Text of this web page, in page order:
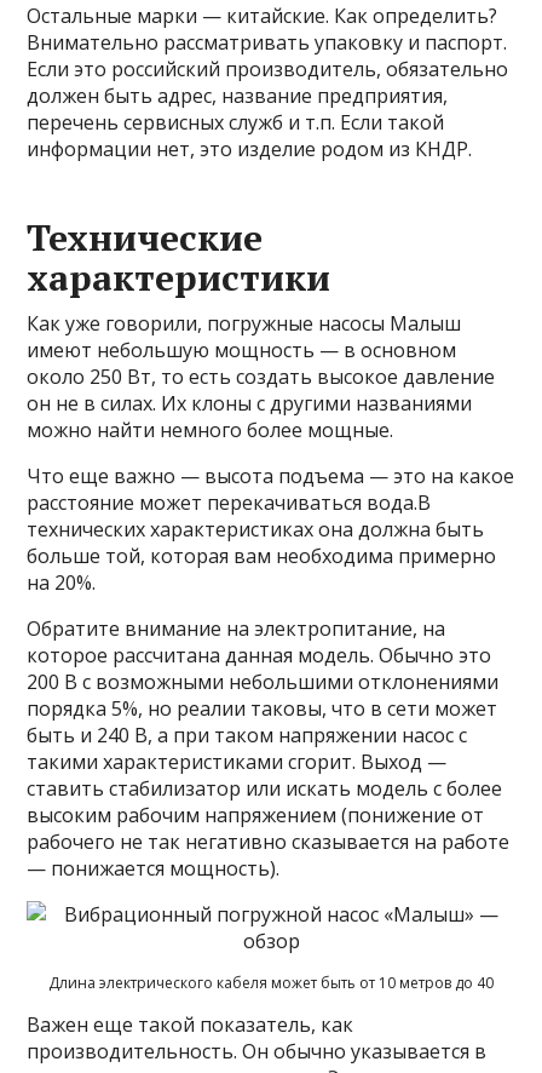
Остальные марки — китайские. Как определить?
Внимательно рассматривать упаковку и паспорт.
Если это российский производитель, обязательно
должен быть адрес, название предприятия,
перечень сервисных служб и т.п. Если такой
информации нет, это изделие родом из КНДР.
Технические
характеристики
Как уже говорили, погружные насосы Малыш
имеют небольшую мощность — в основном
около 250 Вт, то есть создать высокое давление
он не в силах. Их клоны с другими названиями
можно найти немного более мощные.
Что еще важно — высота подъема — это на какое
расстояние может перекачиваться вода.В
технических характеристиках она должна быть
больше той, которая вам необходима примерно
на 20%.
Обратите внимание на электропитание, на
которое рассчитана данная модель. Обычно это
200 В с возможными небольшими отклонениями
порядка 5%, но реалии таковы, что в сети может
быть и 240 В, а при таком напряжении насос с
такими характеристиками сгорит. Выход —
ставить стабилизатор или искать модель с более
высоким рабочим напряжением (понижение от
рабочего не так негативно сказывается на работе
— понижается мощность).
Длина электрического кабеля может быть от 10 метров до 40
Важен еще такой показатель, как
производительность. Он обычно указывается в